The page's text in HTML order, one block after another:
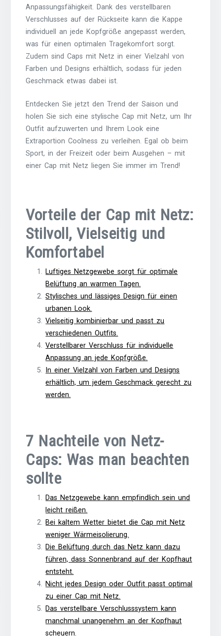
Anpassungsfähigkeit. Dank des verstellbaren
Verschlusses auf der Rückseite kann die Kappe
individuell an jede Kopfgröße angepasst werden,
was für einen optimalen Tragekomfort sorgt.
Zudem sind Caps mit Netz in einer Vielzahl von
Farben und Designs erhältlich, sodass für jeden
Geschmack etwas dabei ist.
Entdecken Sie jetzt den Trend der Saison und
holen Sie sich eine stylische Cap mit Netz, um Ihr
Outfit aufzuwerten und Ihrem Look eine
Extraportion Coolness zu verleihen. Egal ob beim
Sport, in der Freizeit oder beim Ausgehen – mit
einer Cap mit Netz liegen Sie immer im Trend!
Vorteile der Cap mit Netz:
Stilvoll, Vielseitig und
Komfortabel
Luftiges Netzgewebe sorgt für optimale
Belüftung an warmen Tagen.
Stylisches und lässiges Design für einen
urbanen Look.
Vielseitig kombinierbar und passt zu
verschiedenen Outfits.
Verstellbarer Verschluss für individuelle
Anpassung an jede Kopfgröße.
In einer Vielzahl von Farben und Designs
erhältlich, um jedem Geschmack gerecht zu
werden.
7 Nachteile von Netz-
Caps: Was man beachten
sollte
Das Netzgewebe kann empfindlich sein und
leicht reißen.
Bei kaltem Wetter bietet die Cap mit Netz
weniger Wärmeisolierung.
Die Belüftung durch das Netz kann dazu
führen, dass Sonnenbrand auf der Kopfhaut
entsteht.
Nicht jedes Design oder Outfit passt optimal
zu einer Cap mit Netz.
Das verstellbare Verschlusssystem kann
manchmal unangenehm an der Kopfhaut
scheuern.